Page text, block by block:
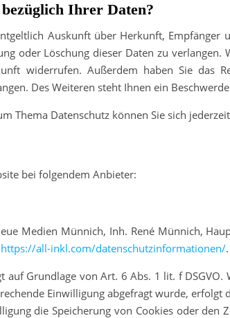
Ihrer Daten?
Auskunft über Herkunft,
oder Löschung dieser Daten zu
widerrufen. Außerdem haben Sie das
Des Weiteren steht Ihnen ein
Thema Datenschutz können Sie sich
bei folgendem Anbieter:
Medien Münnich, Inh. René Münnich,
https://all-inkl.com/datenschutzinformationen/.
Grundlage von Art. 6 Abs. 1 lit. f
Einwilligung abgefragt wurde,
die Speicherung von Cookies oder